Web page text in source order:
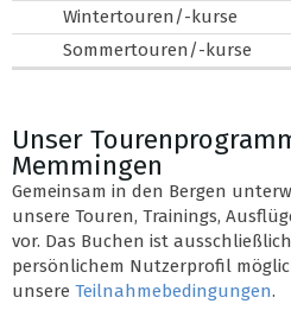
Wintertouren/-kurse
Sommertouren/-kurse
Unser
Memmingen
Gemeinsam in den Bergen
unsere Touren, Trainings,
vor. Das Buchen ist
persönlichem Nutzerprofil
unsere Teilnahmebedingungen.